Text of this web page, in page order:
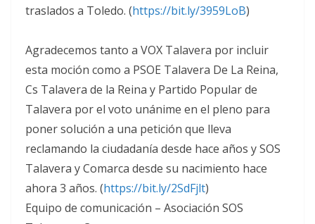
traslados a Toledo. (https://bit.ly/3959LoB)
Agradecemos tanto a VOX Talavera por incluir
esta moción como a PSOE Talavera De La Reina,
Cs Talavera de la Reina y Partido Popular de
Talavera por el voto unánime en el pleno para
poner solución a una petición que lleva
reclamando la ciudadanía desde hace años y SOS
Talavera y Comarca desde su nacimiento hace
ahora 3 años. (https://bit.ly/2SdFjlt)
Equipo de comunicación – Asociación SOS